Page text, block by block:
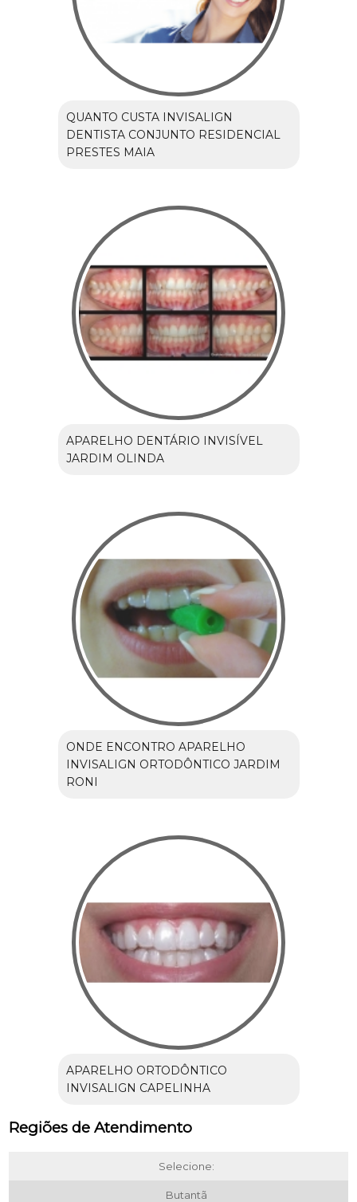
QUANTO CUSTA INVISALIGN
DENTISTA CONJUNTO RESIDENCIAL
PRESTES MAIA
APARELHO DENTÁRIO INVISÍVEL
JARDIM OLINDA
ONDE ENCONTRO APARELHO
INVISALIGN ORTODÔNTICO JARDIM
RONI
APARELHO ORTODÔNTICO
INVISALIGN CAPELINHA
Regiões de Atendimento
Selecione:
Butantã